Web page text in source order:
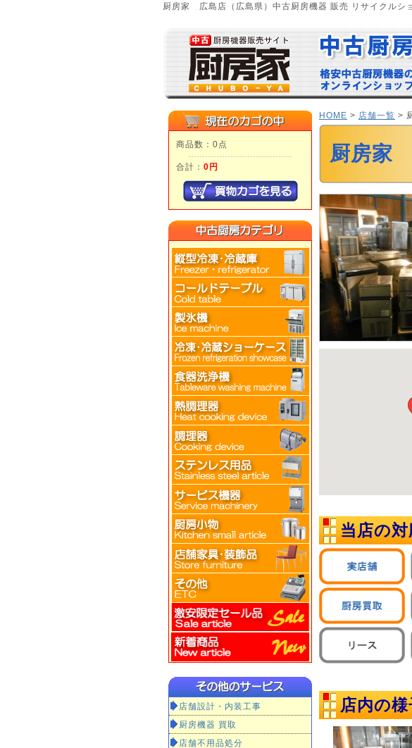
厨房家 広島店（広島県）中古厨房機器 販売 リサイクルシ
商品数：0点
合計： 0円
店舗設計・内装工事
厨房機器 買取
店舗不用品処分
HOME > 店舗一覧 >
厨房家
当店の
店内の様